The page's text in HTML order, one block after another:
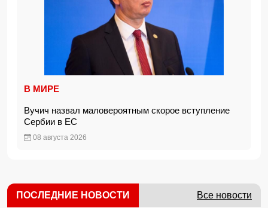
В МИРЕ
Вучич назвал маловероятным скорое вступление
Сербии в ЕС
08 августа 2026
ПОСЛЕДНИЕ НОВОСТИ Все новости